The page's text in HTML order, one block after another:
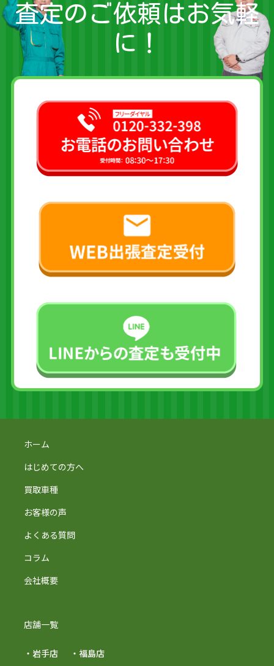
査定のご依頼はお気軽
に！
ホーム
はじめての方へ
買取車種
お客様の声
よくある質問
コラム
会社概要
店舗一覧
・岩手店 ・福島店